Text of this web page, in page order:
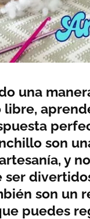
una
son
y
ser
son un
puedes